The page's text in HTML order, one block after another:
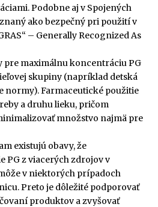
Podobne aj v Spojených
ako bezpečný pri použití v
– Generally Recognized As
pre maximálnu koncentráciu PG
skupiny (napríklad detská
normy). Farmaceutické použitie
a druhu lieku, pričom
množstvo najmä pre
existujú obavy, že
PG z viacerých zdrojov v
v niektorých prípadoch
Preto je dôležité podporovať
produktov a zvyšovať